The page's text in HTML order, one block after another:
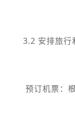
3.2 安排旅行
预订机票：根